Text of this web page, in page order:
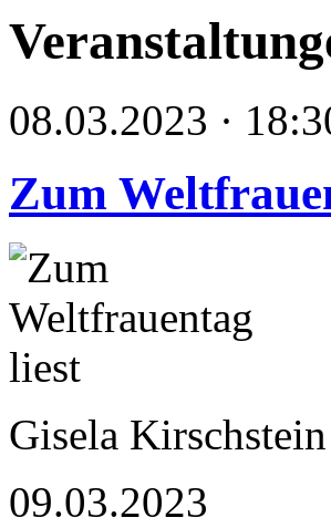
08.03.2023 ·
Zum
Gisela
09.03.2023